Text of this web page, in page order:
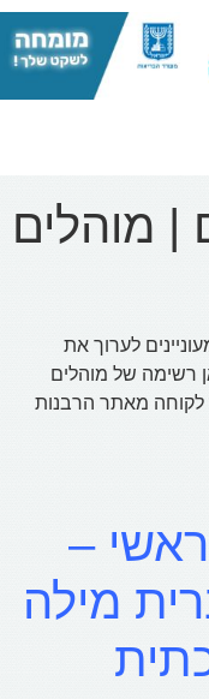
| מוהלים
לערוך את
רשימה של מוהלים
לקוחה מאתר הרבנות
–
מילה